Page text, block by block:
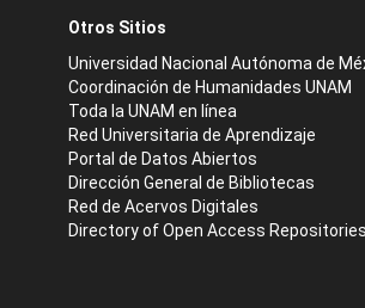
Otros Sitios
Universidad Nacional Autónoma de
Coordinación de Humanidades UNAM
Toda la UNAM en línea
Red Universitaria de Aprendizaje
Portal de Datos Abiertos
Dirección General de Bibliotecas
Red de Acervos Digitales
Directory of Open Access Repositories